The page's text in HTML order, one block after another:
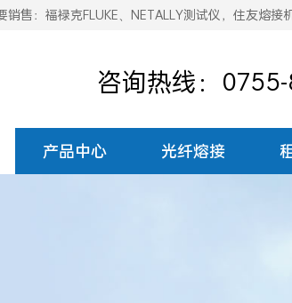
售：福禄克FLUKE、NETALLY测试仪，住友熔接
咨询热线：
产品中心 光纤熔接